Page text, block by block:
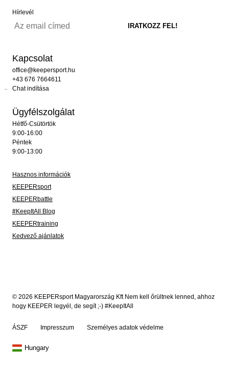
Hírlevél
Kapcsolat
office@keepersport.hu
+43 676 7664611
Chat indítása
Ügyfélszolgálat
Hétfő-Csütörtök
9:00-16:00
Péntek
9:00-13:00
Hasznos információk
KEEPERsport
KEEPERbattle
#KeepItAll Blog
KEEPERtraining
Kedvező ajánlatok
© 2026 KEEPERsport Magyarország Kft Nem kell őrültnek lenned, ahhoz
hogy KEEPER legyél, de segít ;-) #KeepItAll
ÁSZF Impresszum Személyes adatok védelme
Hungary